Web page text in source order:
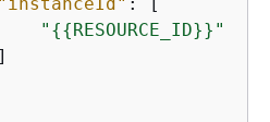
" {{RESOURCE_ID}}"